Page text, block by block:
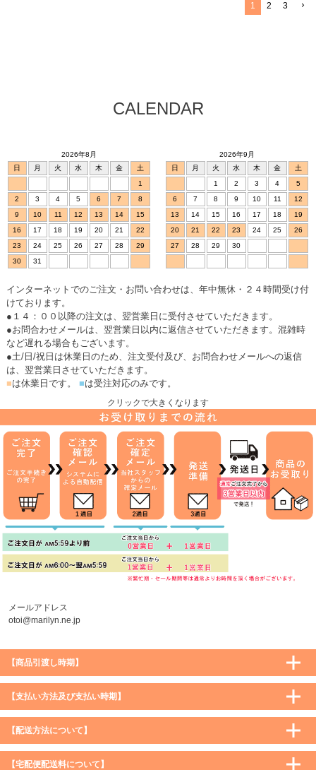
1 2 3
CALENDAR
2026年8月
日
月 火 水 木 金
土
1
2
3 4 5 6 7
8
9
10 11 12 13 14
15
16
17 18 19 20 21
22
23
24 25 26 27 28
29
30
31
2026年9月
日
月 火 水 木 金
土
1
2 3 4
5
6
7 8 9 10 11
12
13
14 15 16 17 18
19
20
21 22 23 24 25
26
27
28 29 30
インターネットでのご注文・お問い合わせは、年中無休・２４時間受け付
けております。
●１４：００以降の注文は、翌営業日に受付させていただきます。
●お問合わせメールは、翌営業日以内に返信させていただきます。混雑時
など遅れる場合もございます。
●土/日/祝日は休業日のため、注文受付及び、お問合わせメールへの返信
は、翌営業日させていただきます。
■は休業日です。 ■は受注対応のみです。
クリックで大きくなります
メールアドレス
otoi@marilyn.ne.jp
【商品引渡し時期】
【支払い方法及び支払い時期】
【配送方法について】
【宅配便配送料について】